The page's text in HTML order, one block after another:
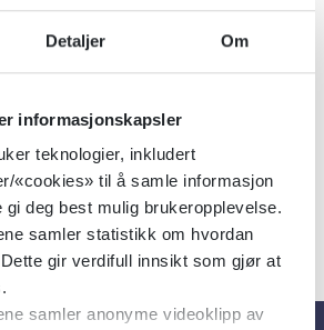
Detaljer Om
informasjonskapsler
teknologier, inkludert
«cookies» til å samle informasjon
gi deg best mulig brukeropplevelse.
samler statistikk om hvordan
gir verdifull innsikt som gjør at
samler anonyme videoklipp av